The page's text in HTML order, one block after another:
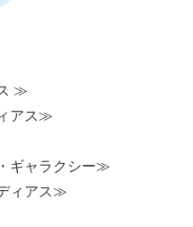
≫
アス≫
ギャラクシー≫
ィアス≫